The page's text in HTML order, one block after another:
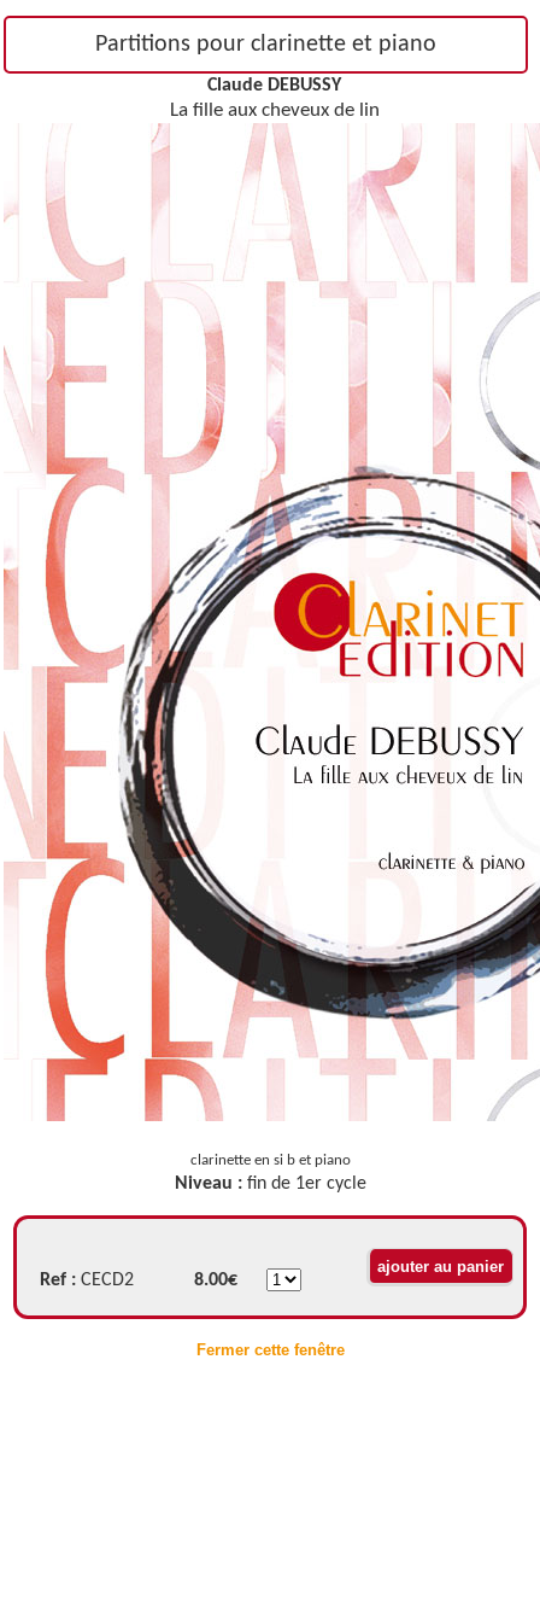
Partitions pour clarinette et piano
Claude DEBUSSY
La fille aux cheveux de lin
clarinette en si b et piano
Niveau : fin de 1er cycle
Ref : CECD2 8.00€
Fermer cette fenêtre